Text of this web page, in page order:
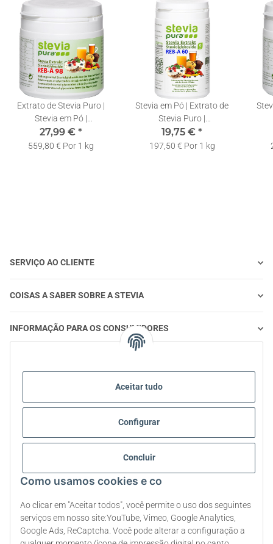
Aceitar tudo
Configurar
Concluir
Como usamos cookies e co
Ao clicar em "Aceitar todos", você permite o uso dos seguintes
serviços em nosso site:YouTube, Vimeo, Google Analytics,
Google Ads, ReCaptcha. Você pode alterar a configuração a
Extrato de Stevia Puro |
Stevia em Pó |
Rebaudiosideo A 98% |
Colher Doseadora Incluída
27,99 € *
559,80 € Por 1 kg
Stevia em Pó | Extrato de
Stevia Puro |
Rebaudiosideo A 60% |
Colher Doseadora Incluída
19,75 € *
197,50 € Por 1 kg
SERVIÇO AO CLIENTE
COISAS A SABER SOBRE A STEVIA
INFORMAÇÃO PARA OS CONSUMIDORES
STEVIA INFORMAÇÃO SOBRE PRODUTOS